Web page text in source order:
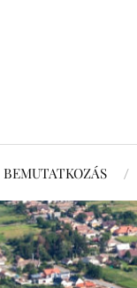
BEMUTATKOZÁS